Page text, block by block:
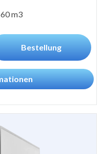
m3
Bestellung